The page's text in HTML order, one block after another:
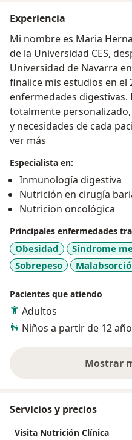
Experiencia
Mi nombre es Maria
de la Universidad CES,
Universidad de Navarra
finalice mis estudios en el
enfermedades digestivas.
totalmente
y necesidades de cada
plan nutricional con
ver más
Especialista en:
Inmunología digestiva
Nutrición en cirugía
Nutricion oncológica
Principales enfermedades
Obesidad Síndrome
Sobrepeso
Pacientes que atiendo
Adultos
Niños a partir de 12
Mostrar
Servicios y precios
Visita Nutrición Clínica